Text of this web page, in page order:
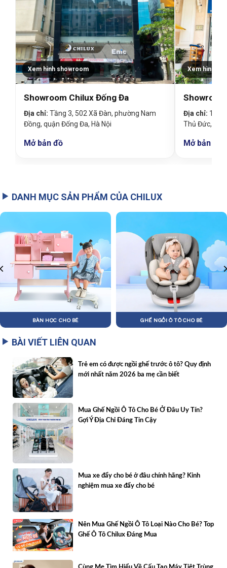
Xem hình showroom
Showroom Chilux Đống Đa
Địa chỉ: Tầng 3, 502 Xã Đàn, phường Nam
Đồng, quận Đống Đa, Hà Nội
Mở bản đồ
Xem hình
Địa chỉ: 19
Thủ Đức,
Mở bản đồ
DANH MỤC SẢN PHẨM CỦA CHILUX
BÀN HỌC CHO BÉ GHẾ NGỒI Ô TÔ CHO BÉ
BÀI VIẾT LIÊN QUAN
Trẻ em có được ngồi ghế trước ô tô? Quy định
mới nhất năm 2026 ba mẹ cần biết
Mua Ghế Ngồi Ô Tô Cho Bé Ở Đâu Uy Tín?
Gợi Ý Địa Chỉ Đáng Tin Cậy
Mua xe đẩy cho bé ở đâu chính hãng? Kinh
nghiệm mua xe đẩy cho bé
Nên Mua Ghế Ngồi Ô Tô Loại Nào Cho Bé? Top
Ghế Ô Tô Chilux Đáng Mua